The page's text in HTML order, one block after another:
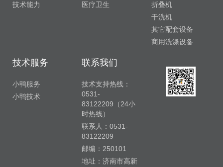
技术能力
医疗卫生
折叠机
干洗机
其它配套设备
商用洗涤设备
技术服务
小鸭服务
小鸭技术
联系我们
技术支持热线：
0531-
83122209（24小
时热线）
联系人：0531-
83122209
邮编：250101
地址：济南市高新